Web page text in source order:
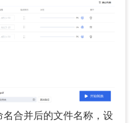
合并后的文件名称，设